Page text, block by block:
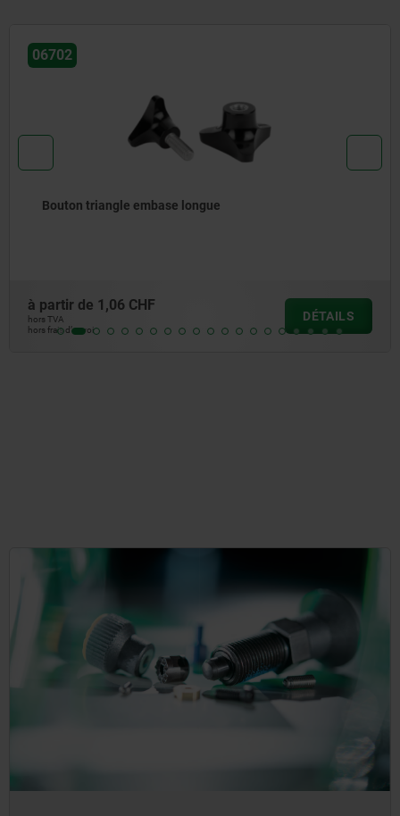
06209-01
Boutons étoiles en plastique avec insert acier saillant
à partir de2,18 CHF
hors TVA
hors frais d’envoi
DÉTAILS